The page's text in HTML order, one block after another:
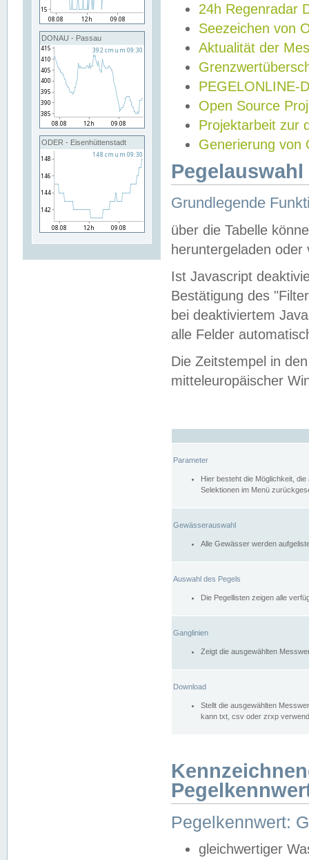
DONAU - Passau
ODER - Eisenhüttenstadt
24h Regenradar
Seezeichen von
Aktualität der
PEGELONLINE-
Open Source
Projektarbeit zur
Generierung von
Grundlegende
über die Tabelle
heruntergeladen oder
Ist Javascript
Bestätigung des
bei deaktiviertem
alle Felder
Die Zeitstempel in
mitteleuropäischer
Parameter
Hier besteht die Möglichkeit,
Selektionen im Menü
Gewässerauswahl
Alle Gewässer werden
Auswahl des Pegels
Die Pegellisten zeigen alle
Ganglinien
Zeigt die ausgewählten
Download
Stellt die ausgewählten
kann txt, csv oder zrxp
Pegelkennwert:
gleichwertiger